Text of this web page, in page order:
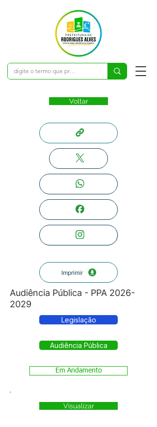
Voltar
Imprimir
Audiência Pública - PPA 2026-
2029
Legislação
Audiência Pública
Em Andamento
Visualizar